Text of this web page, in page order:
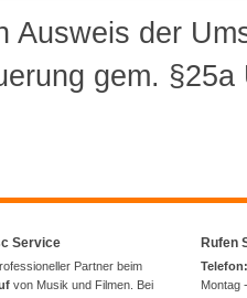
Ausweis der
gem.
Service
Partner beim
von Musik und Filmen. Bei
Rufen
Montag